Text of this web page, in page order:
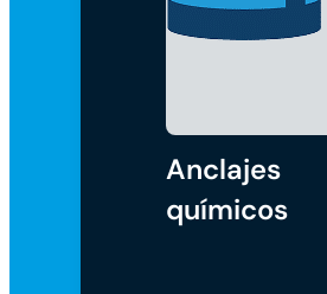
Anclajes
químicos